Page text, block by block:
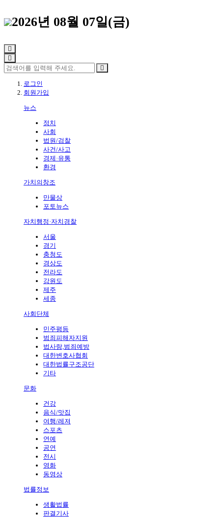
2026년 08월 07일(금)
로그인
회원가입
뉴스
정치
사회
법원/검찰
사건/사고
경제·유통
환경
가치의창조
만물상
포토뉴스
자치행정·자치경찰
서울
경기
충청도
경상도
전라도
강원도
제주
세종
사회단체
민주평등
범죄피해자지원
법사랑,범죄예방
대한변호사협회
대한법률구조공단
기타
문화
건강
음식/맛집
여행/레져
스포츠
연예
공연
전시
영화
동영상
법률정보
생활법률
판결기사